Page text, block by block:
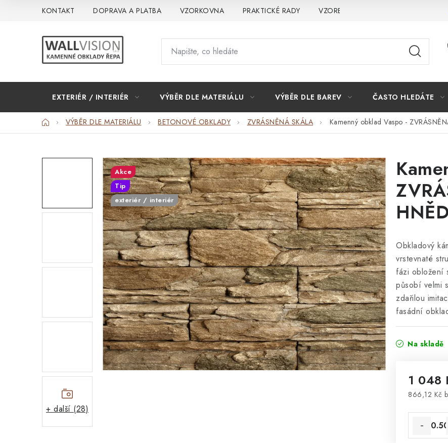
KONTAKT DOPRAVA A PLATBA VZORKOVNA PRAKTICKÉ RADY VZOREK PROČ
EXTERIÉR / INTERIÉR VÝBĚR DLE MATERIÁLU VÝBĚR DLE BAREV ČASTO HLEDÁTE
DomůVÝBĚR DLE MATERIÁLU BETONOVÉ OBKLADY ZVRÁSNĚNÁ SKÁLA Kamenný obklad Vaspo -
+ další (28)
Obkladový
vrstevnaté
fázi obložení
působí velmi
zdařilou
fasádní
Na skladě
1 048
866,12 Kč
Akce
Tip
exteriér / interiér